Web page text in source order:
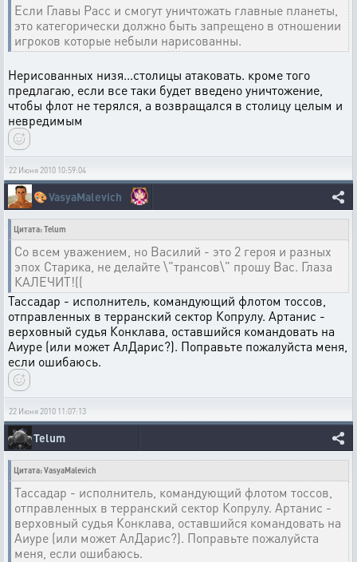
Если Главы Расс и смогут уничтожать главные планеты,
это категорически должно быть запрещено в отношении
игроков которые небыли нарисованны.
Нерисованных низя...столицы атаковать. кроме того
предлагаю, если все таки будет введено уничтожение,
чтобы флот не терялся, а возвращался в столицу целым и
невредимым
22 Июня 2010 10:59:04
🎨VasyaMalevich
Цитата: Telum
Со всем уважением, но Василий - это 2 героя и разных
эпох Старика, не делайте \"трансов\" прошу Вас. Глаза
КАЛЕЧИТ!((
Тассадар - исполнитель, командующий флотом тоссов,
отправленных в терранский сектор Копрулу. Артанис -
верховный судья Конклава, оставшийся командовать на
Аиуре (или может АлДарис?). Поправьте пожалуйста меня,
если ошибаюсь.
22 Июня 2010 11:07:13
Telum
Цитата: VasyaMalevich
Тассадар - исполнитель, командующий флотом тоссов,
отправленных в терранский сектор Копрулу. Артанис -
верховный судья Конклава, оставшийся командовать на
Аиуре (или может АлДарис?). Поправьте пожалуйста
меня, если ошибаюсь.